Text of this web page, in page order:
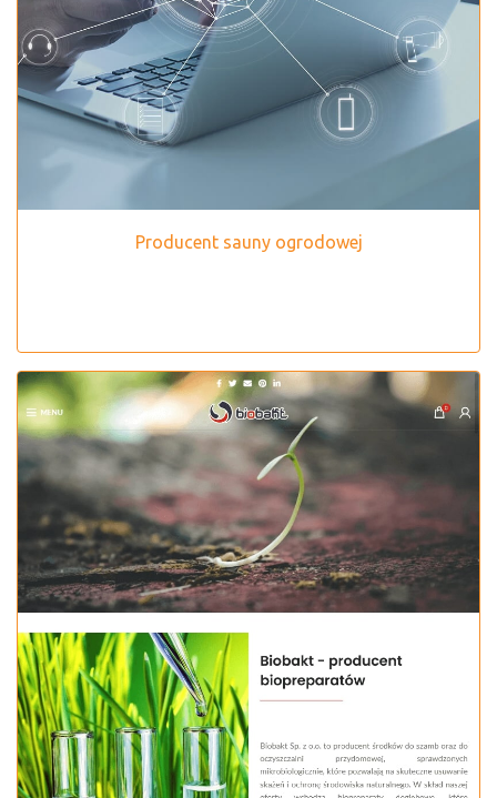
Producent sauny ogrodowej